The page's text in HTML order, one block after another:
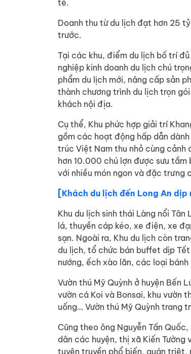
tế.
Doanh thu từ du lịch đạt hơn 25
trước.
Tại các khu, điểm du lịch bố trí
nghiệp kinh doanh du lịch chú
phẩm du lịch mới, nâng cấp sản
thành chương trình du lịch trọn
khách nội địa.
Cụ thể, Khu phức hợp giải trí
gồm các hoạt động hấp dẫn
trúc Việt Nam thu nhỏ cùng cảnh
hơn 10.000 chú lợn được sưu tầm
với nhiều món ngon và đặc trưng
[Khách du lịch đến Long An
Khu du lịch sinh thái Làng nổi
lá, thuyền cáp kéo, xe điện, xe
sạn. Ngoài ra, Khu du lịch còn
du lịch, tổ chức bán buffet dịp
nướng, ếch xào lăn, các loại
Vườn thú Mỹ Quỳnh ở huyện Bến
vườn cá Koi và Bonsai, khu vườn
uống… Vườn thú Mỹ Quỳnh trang
Cũng theo ông Nguyễn Tấn
dân các huyện, thị xã Kiến Tường
tuyên truyền phổ biến, quán triệt,